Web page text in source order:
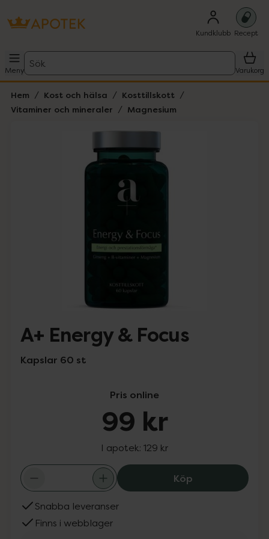
Kundklubb Recept
Meny
Sök
Varukorg
Hem Kost och hälsa
Kosttillskott
Vitaminer och mineraler
Magnesium
Lista: . Innehåller 1 objekt.
A+ Energy & Focus
Kapslar 60 st
Pris online
99 kr
I apotek: 129 kr
KöpA+ Energy &
Snabba leveranser
Finns i webblager